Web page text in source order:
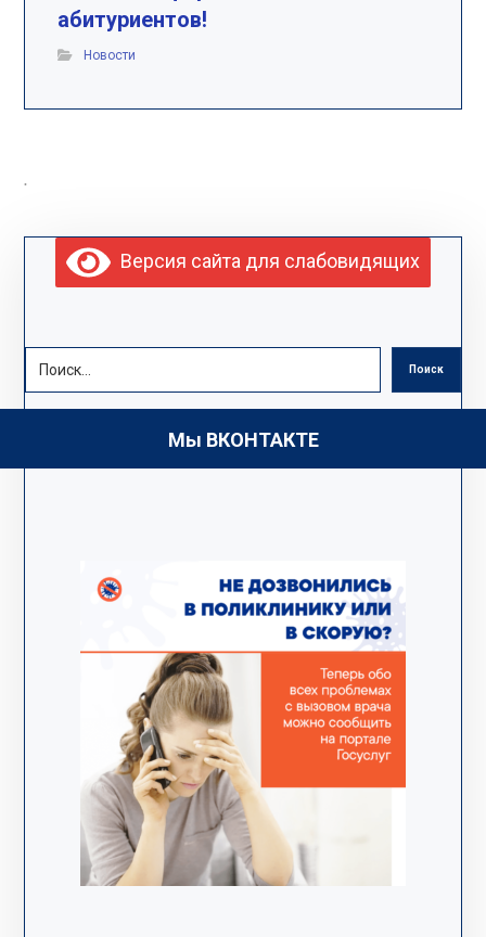
абитуриентов!
Новости
.
Версия сайта для слабовидящих
Поиск
Мы ВКОНТАКТЕ